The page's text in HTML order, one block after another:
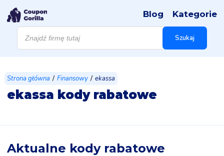
Wyszukiwarka
produktów Szukaj
Blog Kategorie
Strona główna / Finansowy / ekassa
ekassa kody rabatowe
Aktualne kody rabatowe